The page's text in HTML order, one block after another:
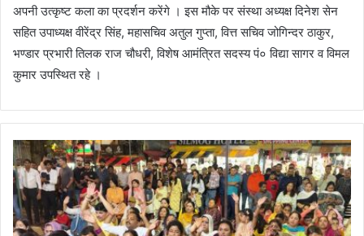
अपनी उत्कृष्ट कला का प्रदर्शन करेंगे । इस मौके पर संस्था अध्यक्ष दिनेश सेन
सहित उपाध्यक्ष वीरेंद्र सिंह, महासचिव अतुल गुप्ता, वित्त सचिव जोगिन्दर ठाकुर,
भण्डार प्रभारी तिलक राज चौधरी, विशेष आमंत्रित सदस्य पं० विद्या सागर व विमल
कुमार उपस्थित रहे ।